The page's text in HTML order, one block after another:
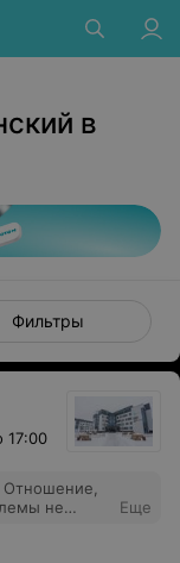
в
Фильтры
17:00
Отношение,
не
Еще